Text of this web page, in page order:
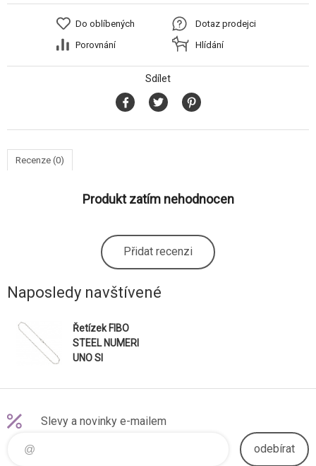
Do oblíbených
Porovnání
Dotaz prodejci
Hlídání
Sdílet
Recenze (0)
Produkt zatím nehodnocen
Přidat recenzi
Naposledy navštívené
Řetízek FIBO
STEEL NUMERI
UNO SI
SGC0058 2
Slevy a novinky e-mailem
odebírat